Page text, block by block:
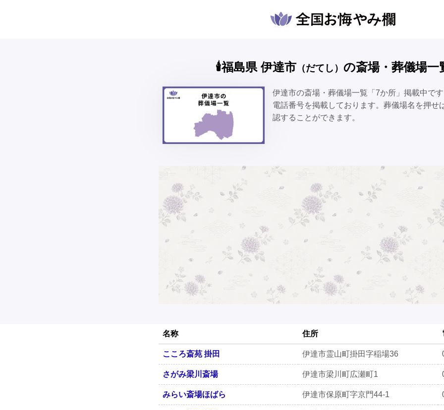
🕯️福島県 伊達市 （だてし） の斎場・葬儀場一
伊達市の斎場・葬儀場一覧「7か所」掲載中で
電話番号を掲載しております。葬儀場名を押せ
認することができます。
名称 住所
こころ斎苑 掛田 伊達市霊山町掛田字稲場36
さがみ梁川斎場 伊達市梁川町広瀬町1
みらい斎場ほばら 伊達市保原町字京門44-1